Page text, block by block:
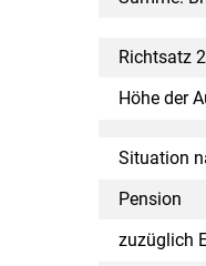
Richtsatz
Höhe der
Situation
Pension
zuzüglich